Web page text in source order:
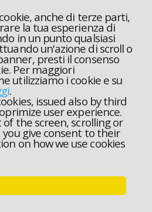
anche di terze parti,
la tua esperienza di
in un punto qualsiasi
un'azione di scroll o
presti il consenso
Per maggiori
utilizziamo i cookie e su
.
issued also by third
user experience.
the screen, scrolling or
give consent to their
on how we use cookies